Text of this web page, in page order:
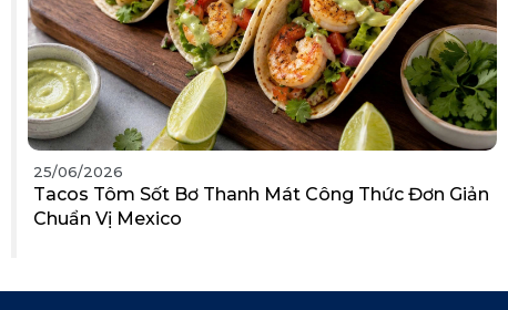
25/06/2026
Tacos Tôm Sốt Bơ Thanh Mát Công Thức Đơn Giản
Chuẩn Vị Mexico